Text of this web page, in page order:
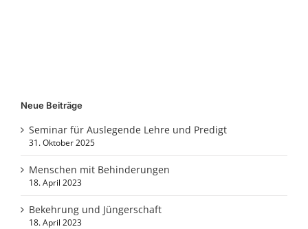
Neue Beiträge
Seminar für Auslegende Lehre und Predigt
31. Oktober 2025
Menschen mit Behinderungen
18. April 2023
Bekehrung und Jüngerschaft
18. April 2023